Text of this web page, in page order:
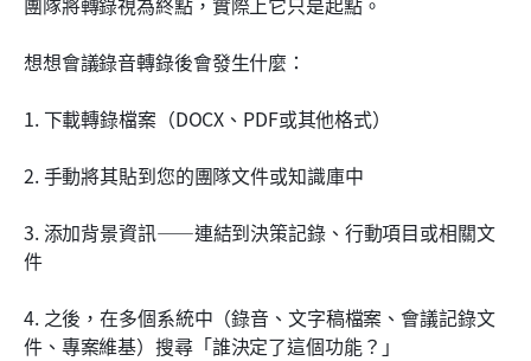
想想會議錄音轉錄後會發生什麼：
1. 下載轉錄檔案（DOCX、PDF或其他格式）
2. 手動將其貼到您的團隊文件或知識庫中
3. 添加背景資訊——連結到決策記錄、行動項目或相關文
件
4. 之後，在多個系統中（錄音、文字稿檔案、會議記錄文
件、專案維基）搜尋「誰決定了這個功能？」